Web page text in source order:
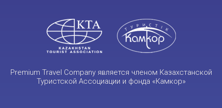
Premium Travel Company является членом Казахстанской
Туристской Ассоциации и фонда «Камкор»